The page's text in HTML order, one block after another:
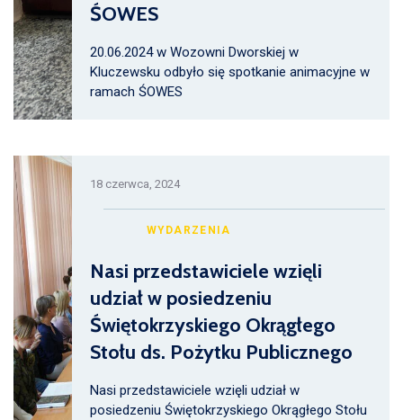
ŚOWES
20.06.2024 w Wozowni Dworskiej w
Kluczewsku odbyło się spotkanie animacyjne w
ramach ŚOWES
18 czerwca, 2024
WYDARZENIA
Nasi przedstawiciele wzięli
udział w posiedzeniu
Świętokrzyskiego Okrągłego
Stołu ds. Pożytku Publicznego
Nasi przedstawiciele wzięli udział w
posiedzeniu Świętokrzyskiego Okrągłego Stołu